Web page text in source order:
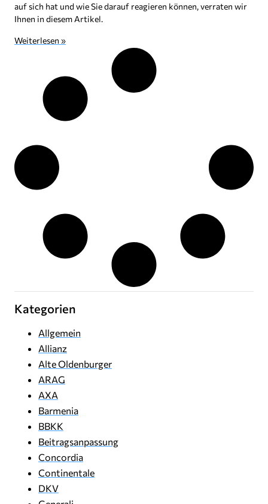
auf sich hat und wie Sie darauf reagieren können, verraten wir
Ihnen in diesem Artikel.
Weiterlesen »
Kategorien
Allgemein
Allianz
Alte Oldenburger
ARAG
AXA
Barmenia
BBKK
Beitragsanpassung
Concordia
Continentale
DKV